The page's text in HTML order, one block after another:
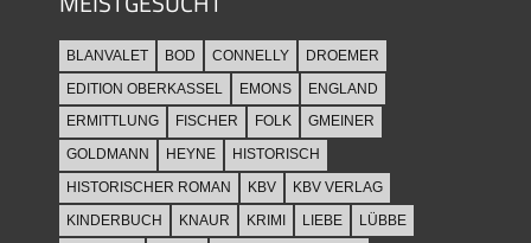
BLANVALET BOD CONNELLY
DROEMER
EDITION OBERKASSEL
EMONS
ENGLAND
ERMITTLUNG
FISCHER FOLK
GMEINER
GOLDMANN
HEYNE
HISTORISCH
HISTORISCHER ROMAN
KBV
KBV VERLAG
KINDERBUCH
KNAUR KRIMI LIEBE
LÜBBE